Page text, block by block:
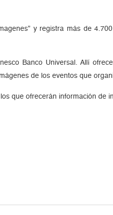
y registra más de
Banco Universal. Allí
de los eventos que
que ofrecerán información de